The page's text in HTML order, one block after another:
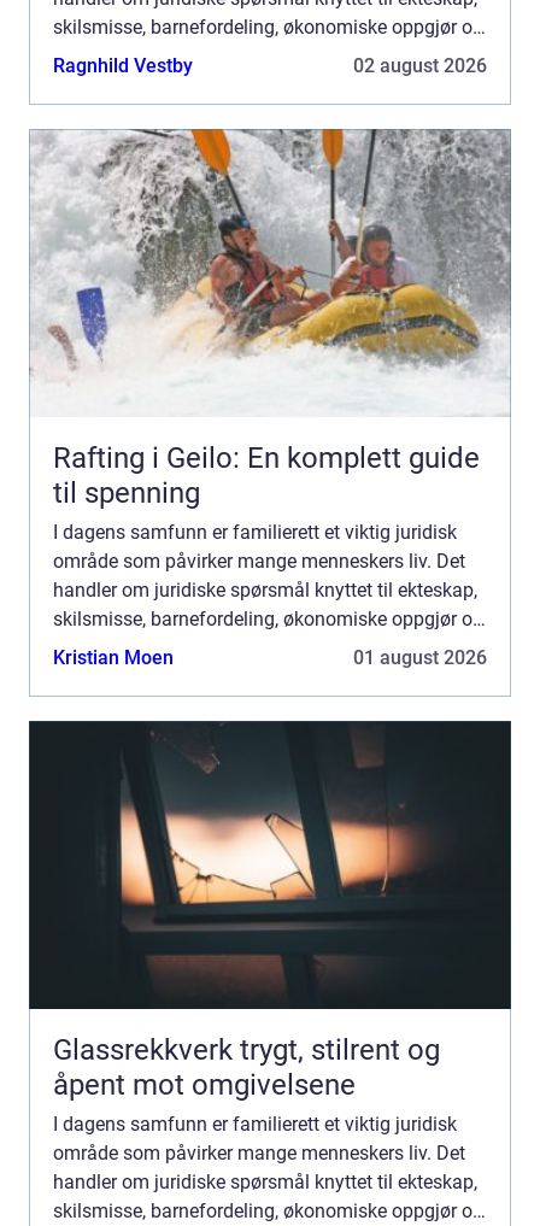
skilsmisse, barnefordeling, økonomiske oppgjør og
andre aspekt...
Ragnhild Vestby 02 august 2026
Rafting i Geilo: En komplett guide
til spenning
I dagens samfunn er familierett et viktig juridisk
område som påvirker mange menneskers liv. Det
handler om juridiske spørsmål knyttet til ekteskap,
skilsmisse, barnefordeling, økonomiske oppgjør og
andre aspekt...
Kristian Moen 01 august 2026
Glassrekkverk trygt, stilrent og
åpent mot omgivelsene
I dagens samfunn er familierett et viktig juridisk
område som påvirker mange menneskers liv. Det
handler om juridiske spørsmål knyttet til ekteskap,
skilsmisse, barnefordeling, økonomiske oppgjør og